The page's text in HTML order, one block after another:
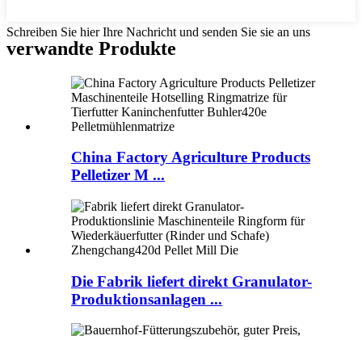
Schreiben Sie hier Ihre Nachricht und senden Sie sie an uns
verwandte Produkte
China Factory Agriculture Products
Pelletizer M ...
Die Fabrik liefert direkt Granulator-
Produktionsanlagen ...